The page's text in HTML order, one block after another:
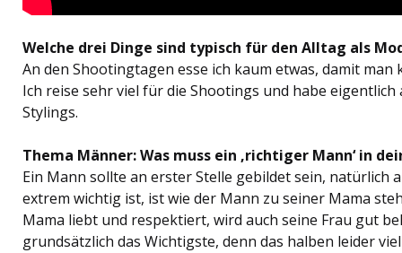
Welche drei Dinge sind typisch für den Alltag als
An den Shootingtagen esse ich kaum etwas, damit
Ich reise sehr viel für die Shootings und habe
Stylings.
Thema Männer: Was muss ein ‚richtiger Mann‘ in
Ein Mann sollte an erster Stelle gebildet sein, natürlich
extrem wichtig ist, ist wie der Mann zu seiner Mama
Mama liebt und respektiert, wird auch seine Frau gut
grundsätzlich das Wichtigste, denn das halben leider